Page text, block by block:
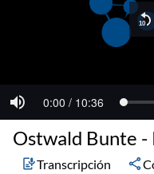
Ostwald Bunte -
Transcripción